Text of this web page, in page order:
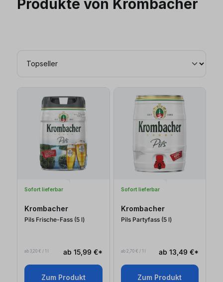
Produkte von Krombacher
Sofort lieferbar
Krombacher
Pils Frische-Fass (5 l)
ab 3,20 € / 1 l ab 15,99 €*
Zum Produkt
Sofort lieferbar
Krombacher
Pils Partyfass (5 l)
ab 2,70 € / 1 l ab 13,49 €*
Zum Produkt